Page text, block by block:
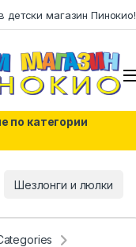
детски магазин Пинокио!
по категории
Шезлонги и люлки